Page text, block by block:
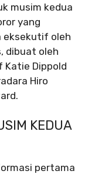
musim kedua
yang
eksekutif oleh
dibuat oleh
Katie Dippold
Hiro
KEDUA
pertama